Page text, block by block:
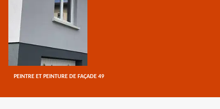
PEINTRE ET PEINTURE DE FAÇADE 49